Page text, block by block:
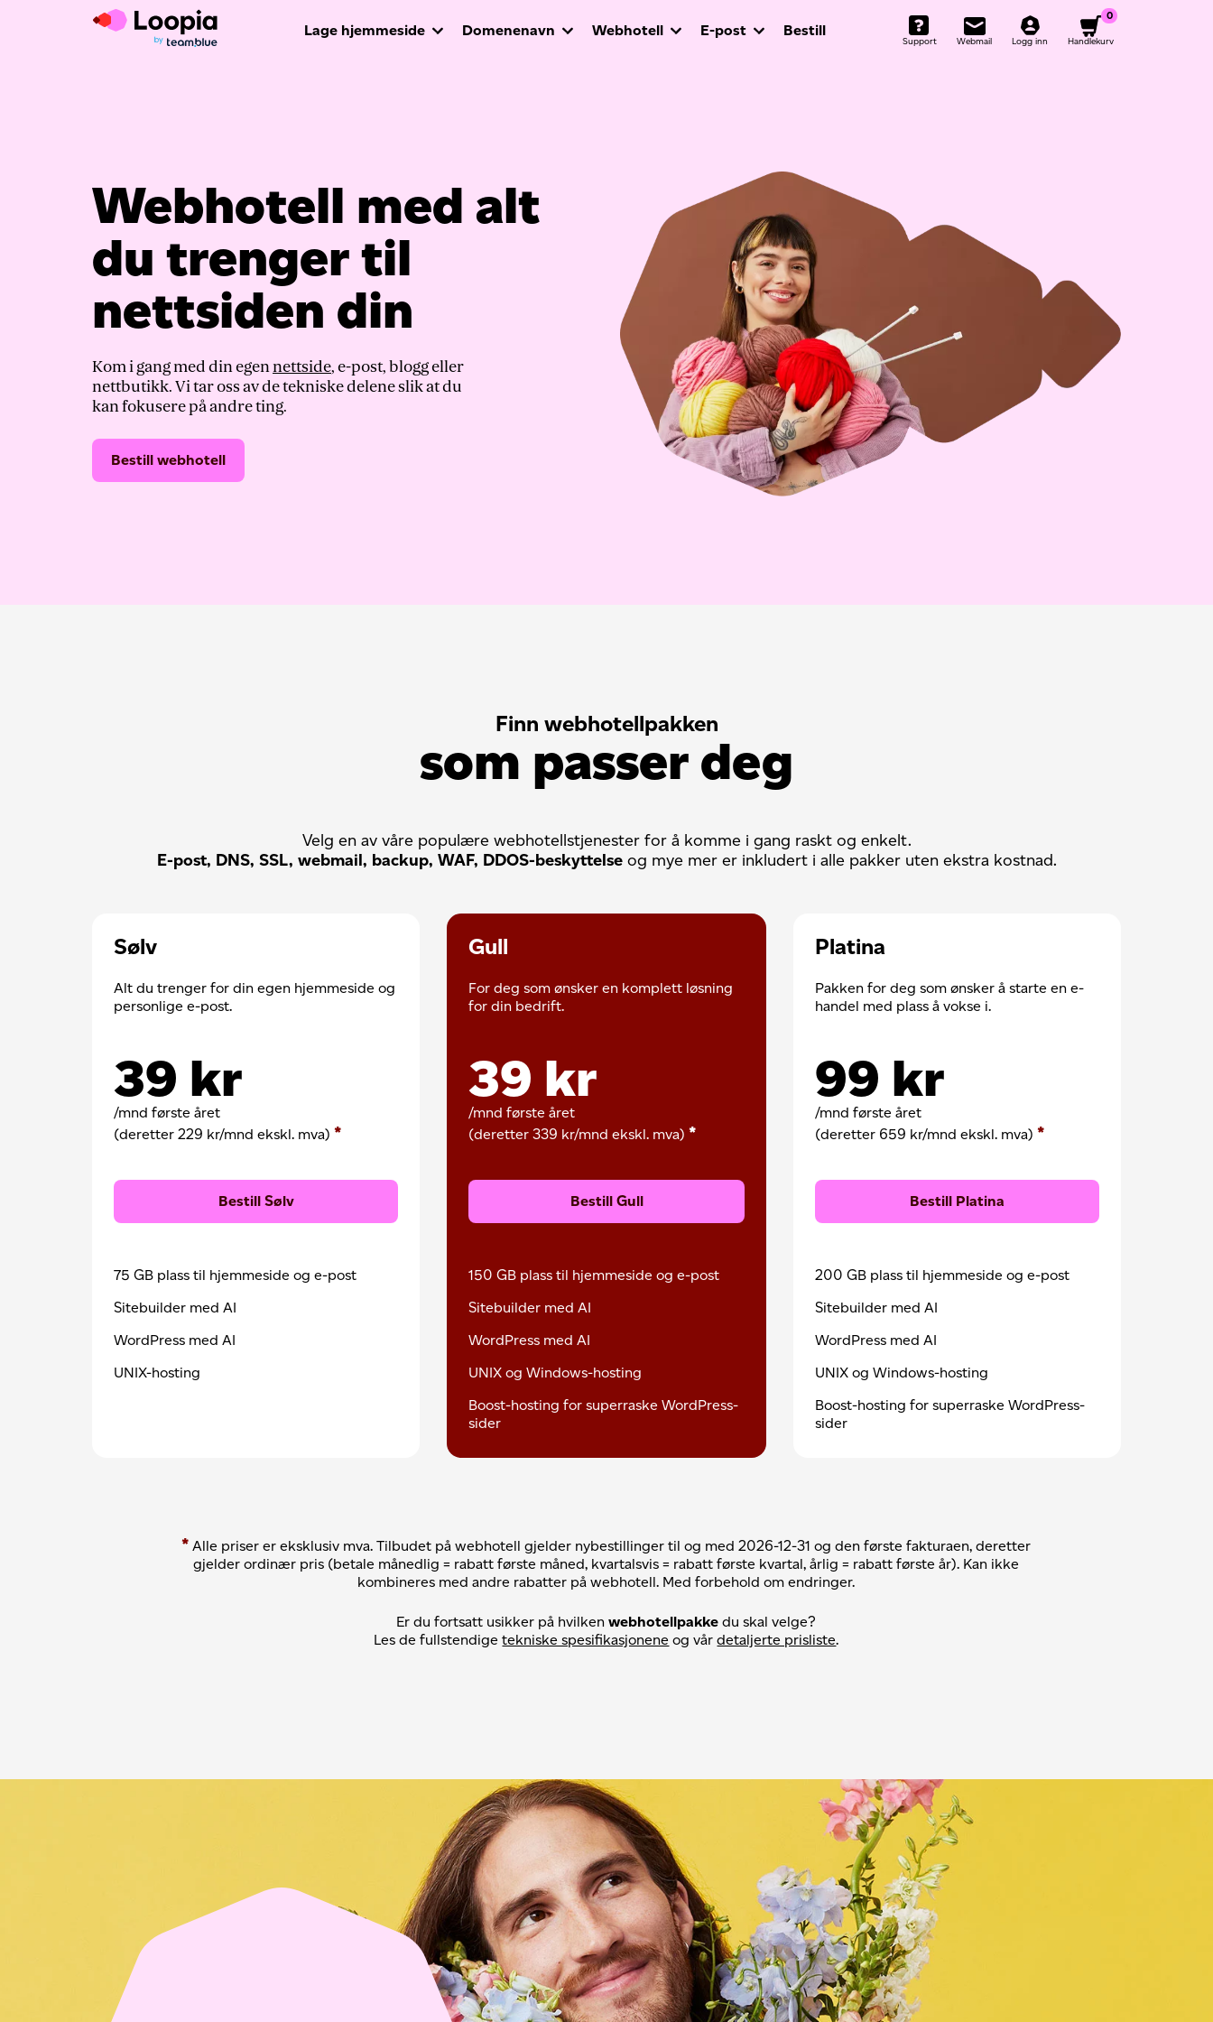
Support Webmail Logg inn Handlekurv
0
Lage hjemmeside Domenenavn Webhotell E-post Bestill
Webhotell med alt
du trenger til
nettsiden din
Kom i gang med din egennettside,e-post, blogg eller
nettbutikk. Vi tar oss av de tekniske delene slik at du
kan fokusere på andre ting.
Bestill webhotell
Finn webhotellpakken
som passer deg
Velg en av våre populære webhotellstjenester for å komme i gang raskt og enkelt.
E-post, DNS, SSL, webmail, backup, WAF, DDOS-beskyttelseog mye mer er inkludert i alle pakker uten ekstra kostnad.
Gull
For deg som ønsker en komplett løsning
for din bedrift.
39 kr
/mnd første året
(deretter339 kr/mndekskl. mva)*
150 GB plass til hjemmeside og e-post
Sitebuilder med AI
WordPress med AI
UNIX og Windows-hosting
Boost-hosting for superraske WordPress-
sider
Bestill Gull
Sølv
Alt du trenger for din egen hjemmeside og
personlige e-post.
39 kr
/mnd første året
(deretter 229 kr/mnd ekskl. mva) *
75 GB plass til hjemmeside og e-post
Sitebuilder med AI
WordPress med AI
UNIX-hosting
Bestill Sølv
Platina
Pakken for deg som ønsker å starte en e-
handel med plass å vokse i.
99 kr
/mnd første året
(deretter 659 kr/mnd ekskl. mva) *
200 GB plass til hjemmeside og e-post
Sitebuilder med AI
WordPress med AI
UNIX og Windows-hosting
Boost-hosting for superraske WordPress-
sider
Bestill Platina
* Alle priser ereksklusiv mva. Tilbudet på webhotell gjelder nybestillinger til og med 2026-12-31 og den første fakturaen, deretter
gjelder ordinær pris (betale månedlig = rabatt første måned, kvartalsvis = rabatt første kvartal, årlig = rabatt første år). Kan ikke
kombineres med andre rabatter på webhotell. Med forbehold om endringer.
Er du fortsatt usikker på hvilkenwebhotellpakke du skal velge?
Les de fullstendigetekniske spesifikasjonene og vårdetaljerte prisliste.